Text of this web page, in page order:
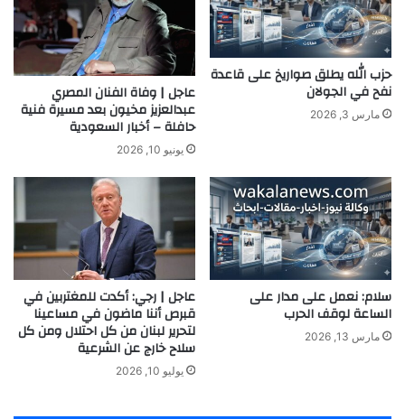
حزب الله يطلق صواريخ على قاعدة
نفح في الجولان
مارس 3, 2026
عاجل | وفاة الفنان المصري
عبدالعزيز مخيون بعد مسيرة فنية
حافلة – أخبار السعودية
يونيو 10, 2026
سلام: نعمل على مدار على
الساعة لوقف الحرب
مارس 13, 2026
عاجل | رجي: أكدت للمغتربين في
قبرص أننا ماضون في مساعينا
لتحرير لبنان من كل احتلال ومن كل
سلاح خارج عن الشرعية
يوليو 10, 2026